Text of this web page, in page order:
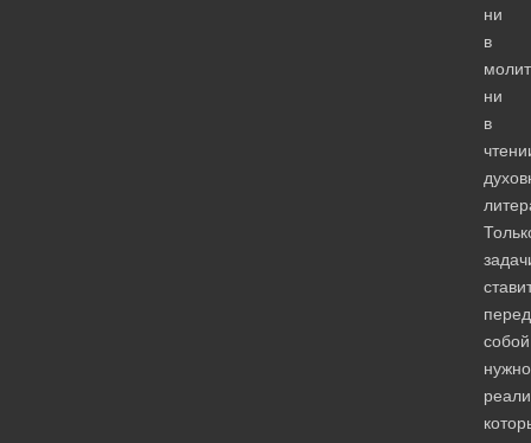
ни
в
ни
в
перед
собой
нужно